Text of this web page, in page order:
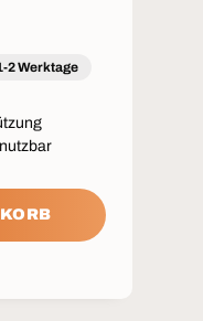
2 Werktage